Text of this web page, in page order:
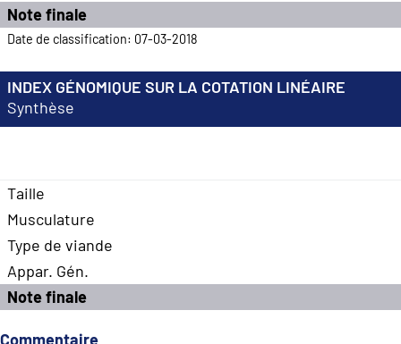
Note finale
Date de classification: 07-03-2018
INDEX GÉNOMIQUE SUR LA COTATION LINÉAIRE
Synthèse
Taille
Musculature
Type de viande
Appar. Gén.
Note finale
Commentaire